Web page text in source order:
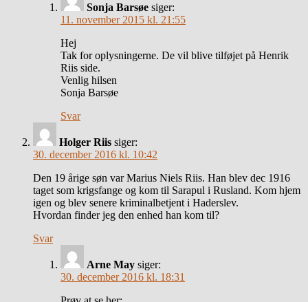
Sonja Barsøe siger:
11. november 2015 kl. 21:55
Hej
Tak for oplysningerne. De vil blive tilføjet på Henrik
Riis side.
Venlig hilsen
Sonja Barsøe
Svar
Holger Riis siger:
30. december 2016 kl. 10:42
Den 19 årige søn var Marius Niels Riis. Han blev dec 1916
taget som krigsfange og kom til Sarapul i Rusland. Kom hjem
igen og blev senere kriminalbetjent i Haderslev.
Hvordan finder jeg den enhed han kom til?
Svar
Arne May siger:
30. december 2016 kl. 18:31